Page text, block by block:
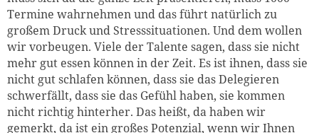
Termine wahrnehmen und das führt natürlich zu
großem Druck und Stresssituationen. Und dem wollen
wir vorbeugen. Viele der Talente sagen, dass sie nicht
mehr gut essen können in der Zeit. Es ist ihnen, dass sie
nicht gut schlafen können, dass sie das Delegieren
schwerfällt, dass sie das Gefühl haben, sie kommen
nicht richtig hinterher. Das heißt, da haben wir
gemerkt, da ist ein großes Potenzial, wenn wir Ihnen